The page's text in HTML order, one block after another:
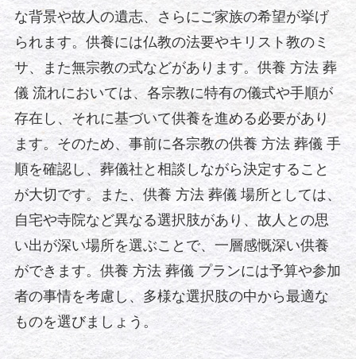
な背景や故人の遺志、さらにご家族の希望が挙げ
られます。供養には仏教の法要やキリスト教のミ
サ、また無宗教の式などがあります。供養 方法 葬
儀 流れにおいては、各宗教に特有の儀式や手順が
存在し、それに基づいて供養を進める必要があり
ます。そのため、事前に各宗教の供養 方法 葬儀 手
順を確認し、葬儀社と相談しながら決定すること
が大切です。また、供養 方法 葬儀 場所としては、
自宅や寺院など異なる選択肢があり、故人との思
い出が深い場所を選ぶことで、一層感慨深い供養
ができます。供養 方法 葬儀 プランには予算や参加
者の事情を考慮し、多様な選択肢の中から最適な
ものを選びましょう。